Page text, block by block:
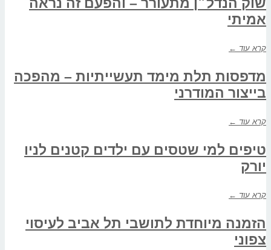
אמיתי
קרא עוד ←
מדפסות תלת מימד תעשייתיות – מהפכה
בייצור המודרני
קרא עוד ←
טיפים למי שטסים עם ילדים קטנים לניו
יורק
קרא עוד ←
הזמנה מיוחדת לתושבי תל אביב לעיסוי
צפוני